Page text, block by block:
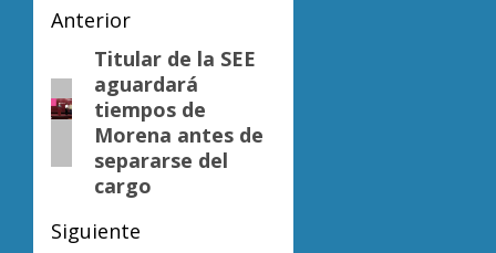
Navegación
de
entradas
Anterior
Entrada
anterior:
Titular de la SEE
aguardará
tiempos de
Morena antes de
separarse del
cargo
Siguiente